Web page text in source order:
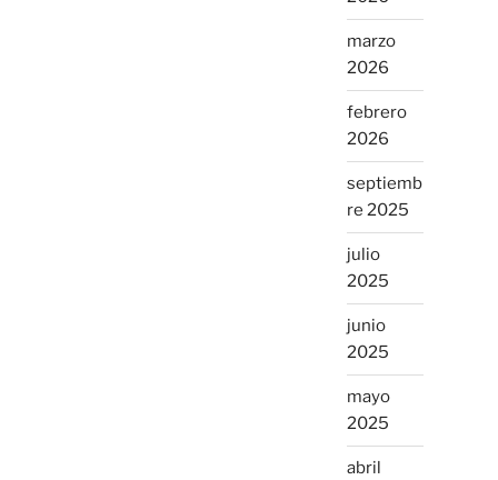
marzo
2026
febrero
2026
septiemb
re 2025
julio
2025
junio
2025
mayo
2025
abril